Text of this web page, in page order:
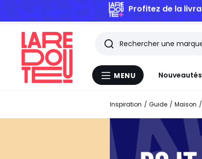
Menu
MENU Nouveautés
Rechercher
Les
derniers
articles
consultés
Inspiration Guide Maison